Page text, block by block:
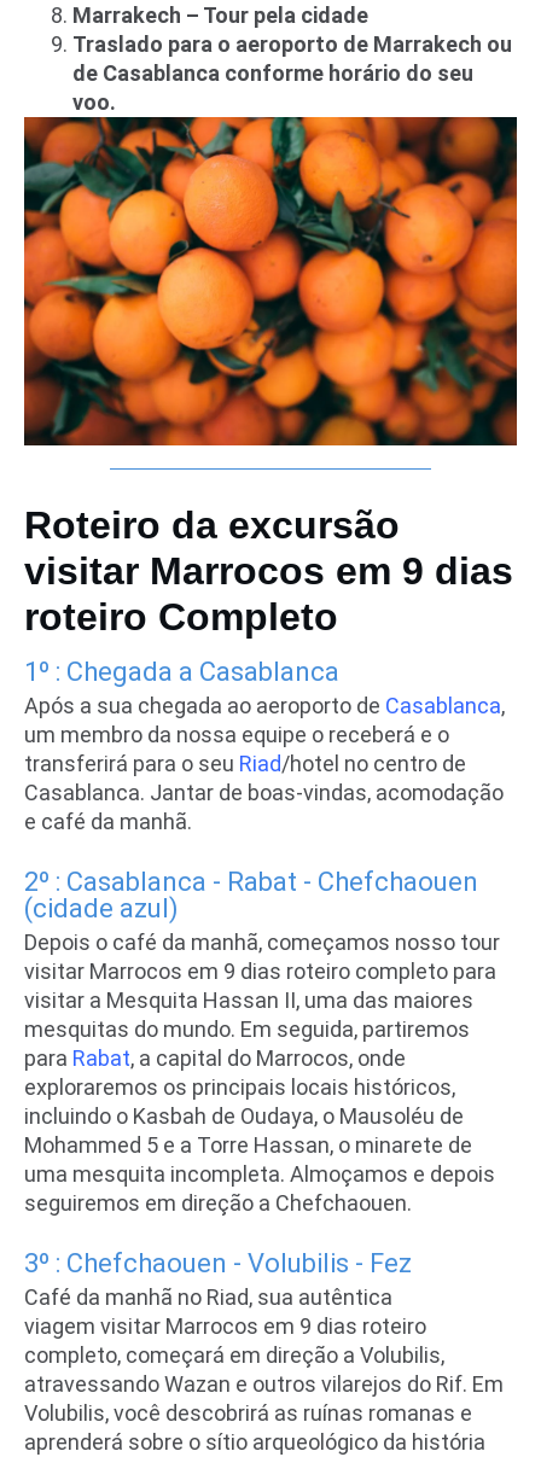
Marrakech – Tour pela cidade
Traslado para o aeroporto de Marrakech ou
de Casablanca conforme horário do seu
voo.
Roteiro da excursão
visitar Marrocos em 9 dias
roteiro Completo
1º : Chegada a Casablanca
Após a sua chegada ao aeroporto de Casablanca,
um membro da nossa equipe o receberá e o
transferirá para o seu Riad/hotel no centro de
Casablanca. Jantar de boas-vindas, acomodação
e café da manhã.
2º : Casablanca - Rabat - Chefchaouen
(cidade azul)
Depois o café da manhã, começamos nosso tour
visitar Marrocos em 9 dias roteiro completo para
visitar a Mesquita Hassan II, uma das maiores
mesquitas do mundo. Em seguida, partiremos
para Rabat, a capital do Marrocos, onde
exploraremos os principais locais históricos,
incluindo o Kasbah de Oudaya, o Mausoléu de
Mohammed 5 e a Torre Hassan, o minarete de
uma mesquita incompleta. Almoçamos e depois
seguiremos em direção a Chefchaouen.
3º : Chefchaouen - Volubilis - Fez
Café da manhã no Riad, sua autêntica
viagem visitar Marrocos em 9 dias roteiro
completo, começará em direção a Volubilis,
atravessando Wazan e outros vilarejos do Rif. Em
Volubilis, você descobrirá as ruínas romanas e
aprenderá sobre o sítio arqueológico da história